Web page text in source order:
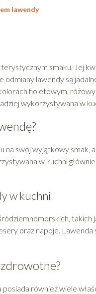
lawendy
smaku. Jej
lawendy są
fioletowym,
wykorzystywana w
swój wyjątkowy smak,
w kuchni
w kuchni
takich
oraz napoje.
również wiele